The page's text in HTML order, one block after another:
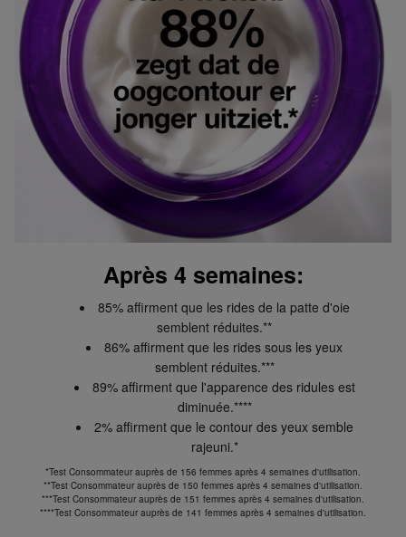
Après 4 semaines:
85% affirment que les rides de la patte d'oie
semblent réduites.**
86% affirment que les rides sous les yeux
semblent réduites.***
89% affirment que l'apparence des ridules est
diminuée.****
2% affirment que le contour des yeux semble
rajeuni.*
*Test Consommateur auprès de 156 femmes après 4 semaines d'utilisation.
**Test Consommateur auprès de 150 femmes après 4 semaines d'utilisation.
***Test Consommateur auprès de 151 femmes après 4 semaines d'utilisation.
****Test Consommateur auprès de 141 femmes après 4 semaines d'utilisation.